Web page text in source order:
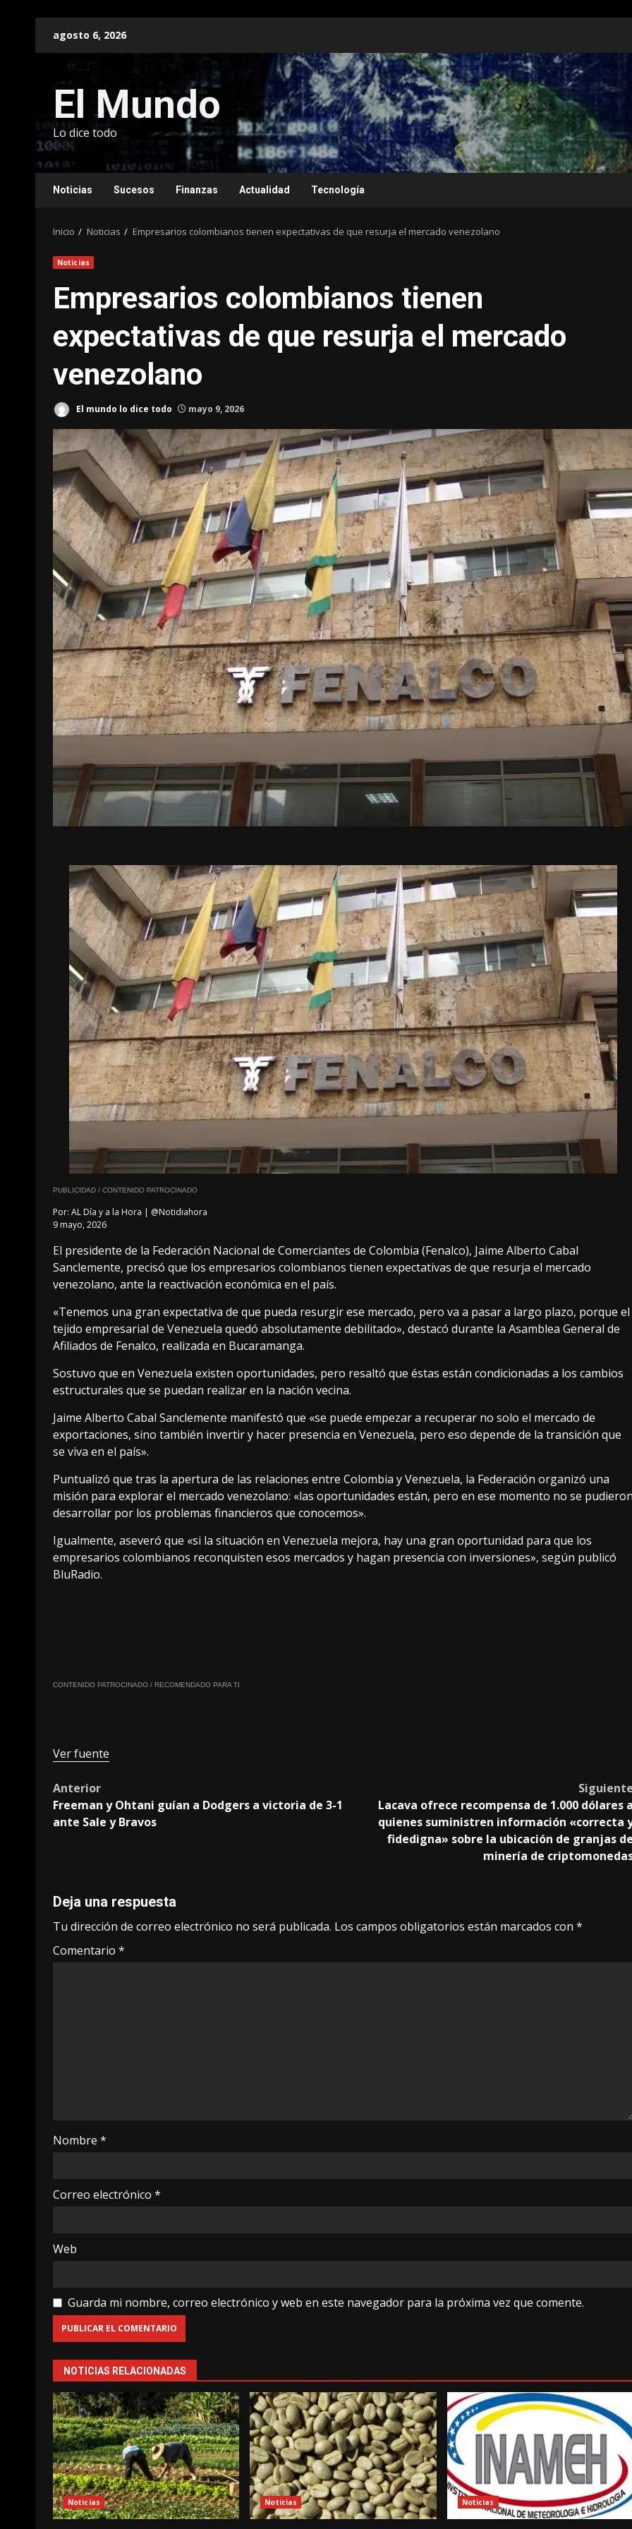
agosto 6, 2026
El Mundo
Lo dice todo
Noticias Sucesos Finanzas Actualidad Tecnología
Inicio Noticias Empresarios colombianos tienen expectativas de que resurja el mercado venezolano
Noticias
Empresarios colombianos tienen
expectativas de que resurja el mercado
venezolano
El mundo lo dice todo mayo 9, 2026
PUBLICIDAD / CONTENIDO PATROCINADO
Por: AL Día y a la Hora | @Notidiahora
9 mayo, 2026
El presidente de la Federación Nacional de Comerciantes de Colombia (Fenalco), Jaime Alberto Cabal
Sanclemente, precisó que los empresarios colombianos tienen expectativas de que resurja el mercado
venezolano, ante la reactivación económica en el país.
«Tenemos una gran expectativa de que pueda resurgir ese mercado, pero va a pasar a largo plazo, porque el
tejido empresarial de Venezuela quedó absolutamente debilitado», destacó durante la Asamblea General de
Afiliados de Fenalco, realizada en Bucaramanga.
Sostuvo que en Venezuela existen oportunidades, pero resaltó que éstas están condicionadas a los cambios
estructurales que se puedan realizar en la nación vecina.
Jaime Alberto Cabal Sanclemente manifestó que «se puede empezar a recuperar no solo el mercado de
exportaciones, sino también invertir y hacer presencia en Venezuela, pero eso depende de la transición que
se viva en el país».
Puntualizó que tras la apertura de las relaciones entre Colombia y Venezuela, la Federación organizó una
misión para explorar el mercado venezolano: «las oportunidades están, pero en ese momento no se
desarrollar por los problemas financieros que conocemos».
Igualmente, aseveró que «si la situación en Venezuela mejora, hay una gran oportunidad para que los
empresarios colombianos reconquisten esos mercados y hagan presencia con inversiones», según publicó
BluRadio.
CONTENIDO PATROCINADO / RECOMENDADO PARA TI
Ver fuente
Post
navigation
Anterior
Freeman y Ohtani guían a Dodgers a victoria de 3-1
ante Sale y Bravos
Lacava ofrece recompensa de 1.000 dólares
quienes suministren información «correcta
fidedigna» sobre la ubicación de granjas
minería de
Deja una respuesta
Tu dirección de correo electrónico no será publicada. Los campos obligatorios están marcados con *
Comentario *
Nombre *
Correo electrónico *
Web
Guarda mi nombre, correo electrónico y web en este navegador para la próxima vez que comente.
NOTICIAS RELACIONADAS
Noticias Noticias Noticias